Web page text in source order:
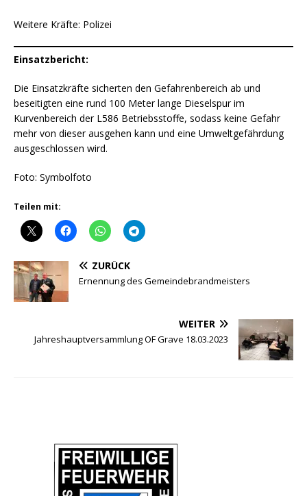
Weitere Kräfte: Polizei
Einsatzbericht:
Die Einsatzkräfte sicherten den Gefahrenbereich ab und
beseitigten eine rund 100 Meter lange Dieselspur im
Kurvenbereich der L586 Betriebsstoffe, sodass keine Gefahr
mehr von dieser ausgehen kann und eine Umweltgefährdung
ausgeschlossen wird.
Foto: Symbolfoto
Teilen mit:
ZURÜCK
Ernennung des Gemeindebrandmeisters
WEITER
Jahreshauptversammlung OF Grave 18.03.2023